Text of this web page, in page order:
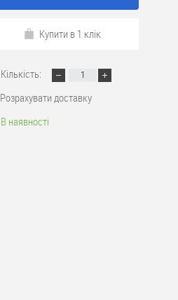
Купити в 1 клік
Кількість:
Розрахувати доставку
В наявності